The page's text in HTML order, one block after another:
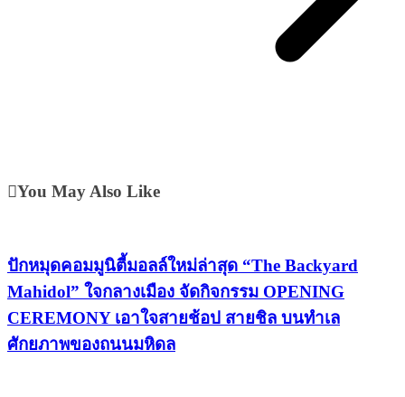
You May Also Like
ปักหมุดคอมมูนิตี้มอลล์ใหม่ล่าสุด “The Backyard
Mahidol” ใจกลางเมือง จัดกิจกรรม OPENING
CEREMONY เอาใจสายช้อป สายชิล บนทำเล
ศักยภาพของถนนมหิดล